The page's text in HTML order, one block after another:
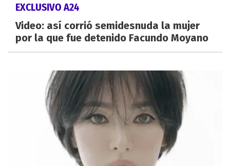
EXCLUSIVO A24
Video: así corrió semidesnuda la mujer
por la que fue detenido Facundo Moyano